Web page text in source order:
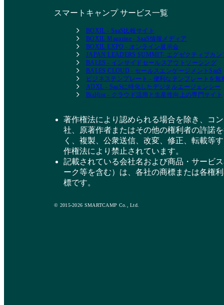
スマートキャンプ サービス一覧
BOXIL - SaaS比較サイト
BOXIL Magazine - SaaS情報メディア
BOXIL EXPO - オンライン展示会
JAPAN LEADERS SUMMIT- エグゼクティブカン
BALES - インサイドセールスアウトソーシング
BALES CLOUD - セールスエンゲージメントSaaS
ビジネステンプレート - 便利なテンプレートを無
ADXL - SaaSに特化したデジタルエージェンシー
BizHint - クラウド活用と生産性向上の専門サイト
著作権法により認められる場合を除き、コ
社、原著作者またはその他の権利者の許諾
く、複製、公衆送信、改変、修正、転載等
作権法により禁止されています。
記載されている会社名および商品・サービ
ーク等を含む）は、各社の商標または各権
標です。
© 2015-2026 SMARTCAMP Co., Ltd.